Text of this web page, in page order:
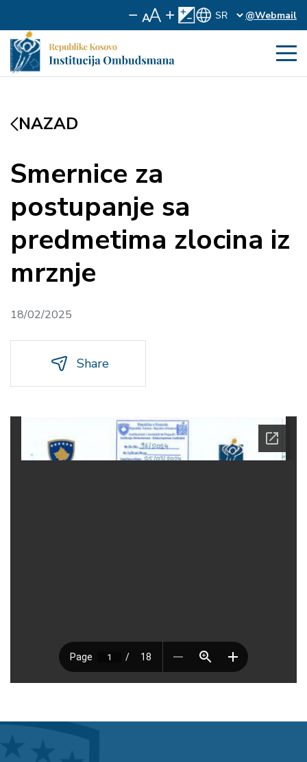
@Webmail
NAZAD
Smernice za
postupanje sa
predmetima zlocina iz
mrznje
18/02/2025
Share